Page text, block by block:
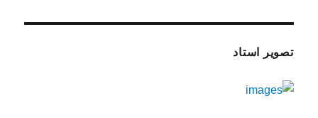
تصویر استاد